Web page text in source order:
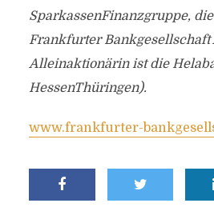
SparkassenFinanzgruppe,
Frankfurter Bankgesellschaft
Alleinaktionärin ist die
HessenThüringen).
www.frankfurter-